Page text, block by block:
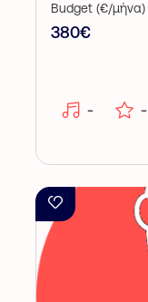
Budget (€/μήνα)
380€
- -